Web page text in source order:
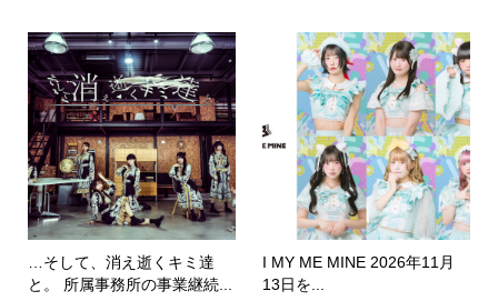
…そして、消え逝くキミ達
と。 所属事務所の事業継続...
I MY ME MINE 2026年11月
13日を...